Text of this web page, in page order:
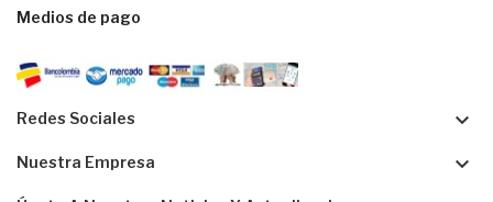
Medios de pago
Redes Sociales keyboard_arrow_down
Nuestra Empresa keyboard_arrow_down